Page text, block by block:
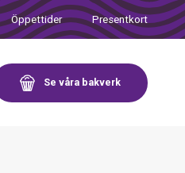
Öppettider Presentkort
Se våra bakverk